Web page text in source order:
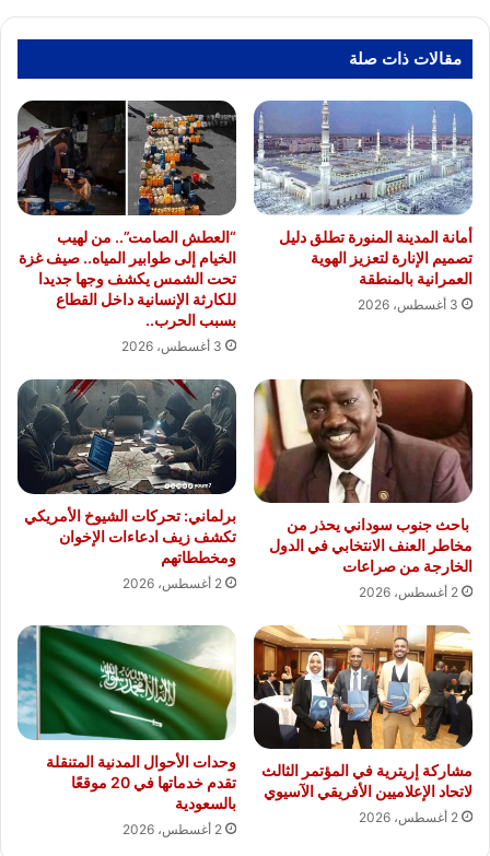
(CIGEPS)
اليونسكو
باريس
مقالات ذات صلة
أمانة المدينة المنورة تطلق دليل
تصميم الإنارة لتعزيز الهوية
العمرانية بالمنطقة
3 أغسطس، 2026
“العطش الصامت”.. من لهيب
الخيام إلى طوابير المياه.. صيف غزة
تحت الشمس يكشف وجها جديدا
للكارثة الإنسانية داخل القطاع
بسبب الحرب..
3 أغسطس، 2026
باحث جنوب سوداني يحذر من
مخاطر العنف الانتخابي في الدول
الخارجة من صراعات
2 أغسطس، 2026
برلماني: تحركات الشيوخ الأمريكي
تكشف زيف ادعاءات الإخوان
ومخططاتهم
2 أغسطس، 2026
مشاركة إريترية في المؤتمر الثالث
لاتحاد الإعلاميين الأفريقي الآسيوي
2 أغسطس، 2026
وحدات الأحوال المدنية المتنقلة
تقدم خدماتها في 20 موقعًا
بالسعودية
2 أغسطس، 2026